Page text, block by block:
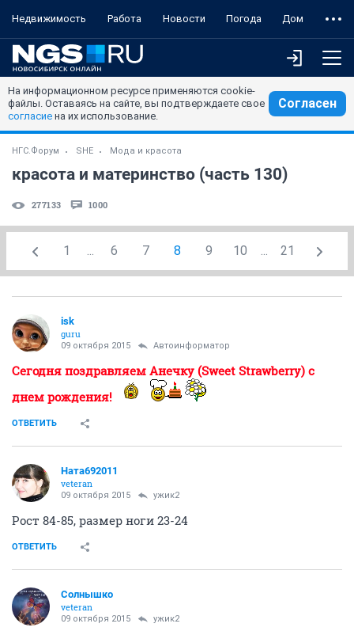
Недвижимость Работа Новости Погода Дом
На информационном ресурсе применяются cookie-
файлы. Оставаясь на сайте, вы подтверждаете свое
согласие на их использование.
Согласен
НГС.Форум SHE Мода и красота
красота и материнство (часть 130)
277133 1000
1 ... 6 7 8 9 10 ... 21
isk
guru
09 октября 2015 Автоинформатор
Сегодня поздравляем Анечку (Sweet Strawberry) с
днем рождения!
ОТВЕТИТЬ
Ната692011
veteran
09 октября 2015 ужик2
Рост 84-85, размер ноги 23-24
ОТВЕТИТЬ
Солнышко
veteran
09 октября 2015 ужик2